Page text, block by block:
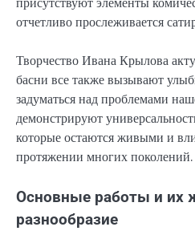
отчетливо прослеживается
Творчество Ивана Крылова
басни все также вызывают
задуматься над проблемами
демонстрируют
которые остаются живыми и
протяжении многих поколений.
Основные работы и их
разнообразие